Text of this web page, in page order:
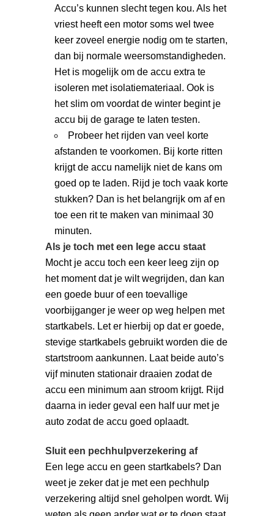
Accu’s kunnen slecht tegen kou. Als het
vriest heeft een motor soms wel twee
keer zoveel energie nodig om te starten,
dan bij normale weersomstandigheden.
Het is mogelijk om de accu extra te
isoleren met isolatiemateriaal. Ook is
het slim om voordat de winter begint je
accu bij de garage te laten testen.
Probeer het rijden van veel korte
afstanden te voorkomen. Bij korte ritten
krijgt de accu namelijk niet de kans om
goed op te laden. Rijd je toch vaak korte
stukken? Dan is het belangrijk om af en
toe een rit te maken van minimaal 30
minuten.
Als je toch met een lege accu staat
Mocht je accu toch een keer leeg zijn op
het moment dat je wilt wegrijden, dan kan
een goede buur of een toevallige
voorbijganger je weer op weg helpen met
startkabels. Let er hierbij op dat er goede,
stevige startkabels gebruikt worden die de
startstroom aankunnen. Laat beide auto’s
vijf minuten stationair draaien zodat de
accu een minimum aan stroom krijgt. Rijd
daarna in ieder geval een half uur met je
auto zodat de accu goed oplaadt.
Sluit een pechhulpverzekering af
Een lege accu en geen startkabels? Dan
weet je zeker dat je met een pechhulp
verzekering altijd snel geholpen wordt. Wij